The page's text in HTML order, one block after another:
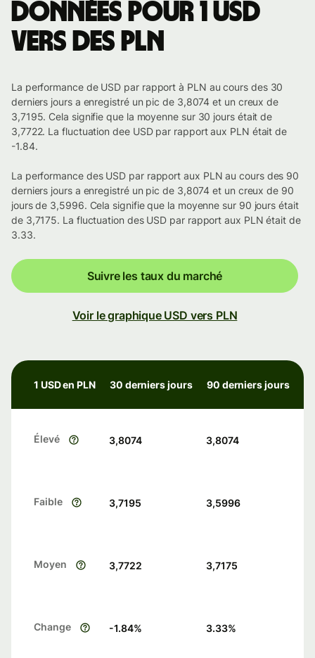
Données pour 1 USD
vers des PLN
La performance de USD par rapport à PLN au cours des 30
derniers jours a enregistré un pic de 3,8074 et un creux de
3,7195. Cela signifie que la moyenne sur 30 jours était de
3,7722. La fluctuation dee USD par rapport aux PLN était de
-1.84.
La performance des USD par rapport aux PLN au cours des 90
derniers jours a enregistré un pic de 3,8074 et un creux de 90
jours de 3,5996. Cela signifie que la moyenne sur 90 jours était
de 3,7175. La fluctuation des USD par rapport aux PLN était de
3.33.
Suivre les taux du marché
Voir le graphique USD vers PLN
1 USD en PLN 30 derniers jours 90 derniers jours
Élevé 3,8074 3,8074
Faible 3,7195 3,5996
Moyen 3,7722 3,7175
Change -1.84% 3.33%